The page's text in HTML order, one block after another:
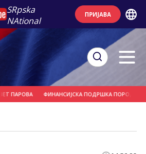
SRpska
NAtional
ПРИЈАВА
ФИНАНСИЈСКА ПОДРШКА ПОРОДИЦИ И